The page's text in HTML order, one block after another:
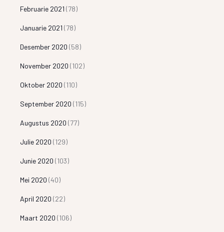
Februarie 2021 (78)
Januarie 2021 (78)
Desember 2020 (58)
November 2020 (102)
Oktober 2020 (110)
September 2020 (115)
Augustus 2020 (77)
Julie 2020 (129)
Junie 2020 (103)
Mei 2020 (40)
April 2020 (22)
Maart 2020 (106)